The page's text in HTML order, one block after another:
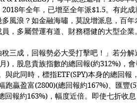
年全年，已增至全年派$1.5。有此成
風浪？如金融海嘯，莫說增派息，百年
，多屬營運有道、財務穩健的大型企業。
稅三成，回報勢必大受打擊吧！」若分解
)，股息貴族指數的總回報(約312%)，
與此同時，標指ETF(SPY)本身的總回報
跑贏盈富(2800)(總回報約167%)、匯豐
回報約163%)，幅度近倍。即使七折收息